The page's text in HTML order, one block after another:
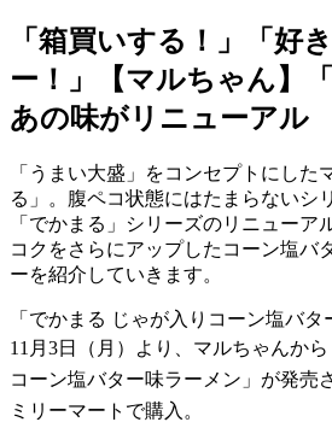
「箱買いする！」「好
ー！」【マルちゃん】
あの味がリニューアル
「うまい大盛」をコンセプトにした
る」。腹ペコ状態にはたまらないシ
「でかまる」シリーズのリニューア
コクをさらにアップしたコーン塩バ
ーを紹介していきます。
「でかまる じゃが入りコーン塩バタ
11月3日（月）より、マルちゃんか
コーン塩バター味ラーメン」が発売
ミリーマートで購入。